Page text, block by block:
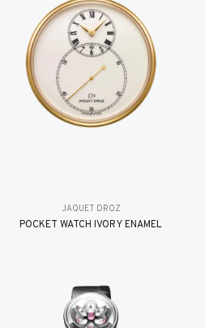
JAQUET DROZ
POCKET WATCH IVORY ENAMEL